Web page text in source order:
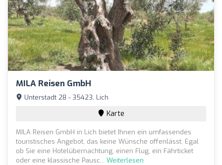
MILA Reisen GmbH
Unterstadt 28 - 35423, Lich
Karte
MILA Reisen GmbH in Lich bietet Ihnen ein umfassendes
touristisches Angebot, das keine Wünsche offenlässt. Egal
ob Sie eine Hotelübernachtung, einen Flug, ein Fährticket
oder eine klassische Pausc... Weiterlesen